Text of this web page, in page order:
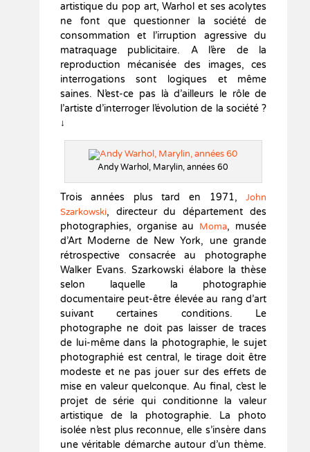
artistique du pop art, Warhol et ses acolytes
ne font que questionner la société de
consommation et l’irruption agressive du
matraquage publicitaire. A l’ère de la
reproduction mécanisée des images, ces
interrogations sont logiques et même
saines. N’est-ce pas là d’ailleurs le rôle de
l’artiste d’interroger l’évolution de la société ?
↓
Andy Warhol, Marylin, années 60
Trois années plus tard en 1971,John
Szarkowski, directeur du département des
photographies, organise au Moma, musée
d’Art Moderne de New York, une grande
rétrospective consacrée au photographe
Walker Evans. Szarkowski élabore la thèse
selon laquelle la photographie
documentaire peut-être élevée au rang d’art
suivant certaines conditions. Le
photographe ne doit pas laisser de traces
de lui-même dans la photographie, le sujet
photographié est central, le tirage doit être
modeste et ne pas jouer sur des effets de
mise en valeur quelconque. Au final, c’est le
projet de série qui conditionne la valeur
artistique de la photographie. La photo
isolée n’est plus reconnue, elle s’insère dans
une véritable démarche autour d’un thème.